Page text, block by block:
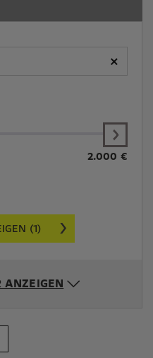
×
2.000 €
(1)
ANZEIGEN